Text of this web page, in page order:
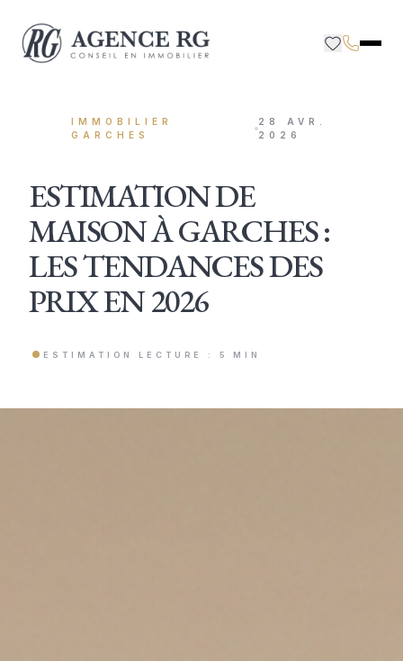
IMMOBILIER
GARCHES
28 AVR.
2026
ESTIMATION DE
MAISON À GARCHES :
LES TENDANCES DES
PRIX EN 2026
ESTIMATION LECTURE : 5 MIN